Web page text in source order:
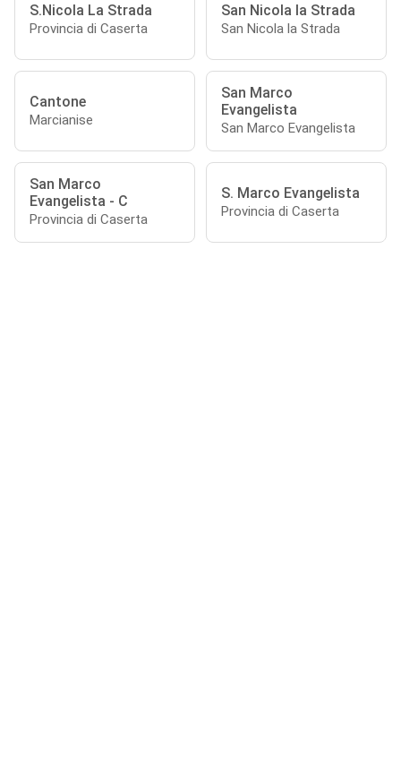
S.Nicola La Strada
Provincia di Caserta
San Nicola la Strada
San Nicola la Strada
Cantone
Marcianise
San Marco
Evangelista
San Marco Evangelista
San Marco
Evangelista - C
Provincia di Caserta
S. Marco Evangelista
Provincia di Caserta